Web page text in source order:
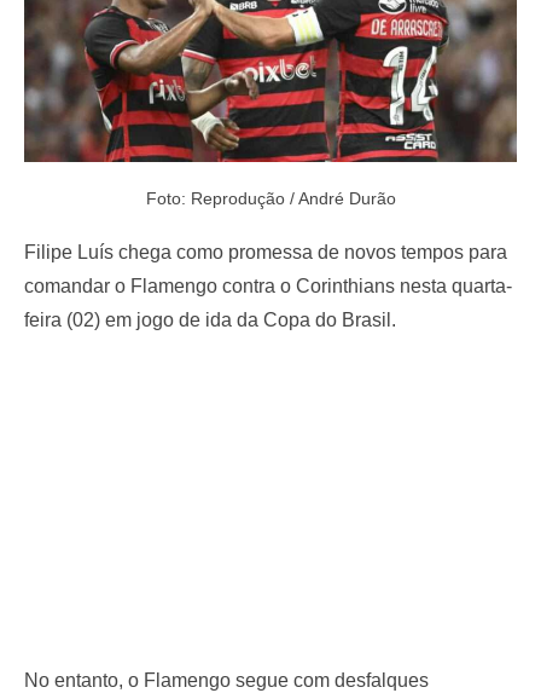
Foto: Reprodução / André Durão
Filipe Luís chega como promessa de novos tempos para
comandar o Flamengo contra o Corinthians nesta quarta-
feira (02) em jogo de ida da Copa do Brasil.
No entanto, o Flamengo segue com desfalques